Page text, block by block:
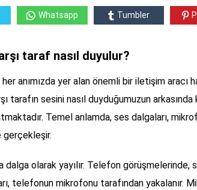
Whatsapp Tumbler
taraf nasıl duyulur?
anımızda yer alan önemli bir iletişim aracı
tarafın sesini nasıl duyduğumuzun arkasında
Temel anlamda, ses dalgaları,
gerçekleşir.
dalga olarak yayılır. Telefon görüşmelerinde,
telefonun mikrofonu tarafından yakalanır.